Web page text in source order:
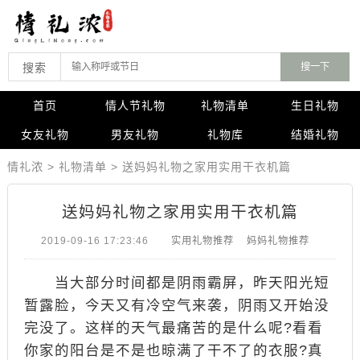
搜索
首页 情人节礼物 礼物清单 生日礼物
女友礼物 男友礼物 礼物库 结婚礼物
情礼浓 > 礼物清单 > 送妈妈礼物之家用实用干衣机篇
送妈妈礼物之家用实用干衣机篇
2019-09-16 17:23:46 实用礼物推荐 妈妈礼物推荐
当大部分时间都是阴雨霸屏，昨天阳光短
暂露脸，今天又有冷空气来袭，阴雨又开始没
完没了。这样的天气最痛苦的是什么呢?看看
你家的阳台是不是也晾满了干不了的衣服?真